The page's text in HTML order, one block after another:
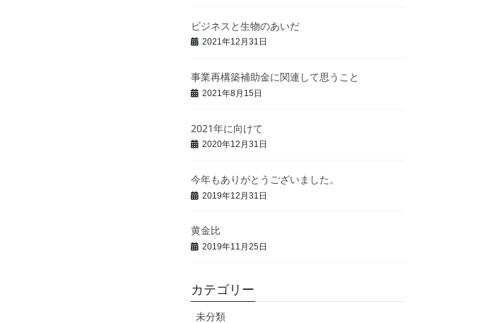
ビジネスと生物のあいだ
2021年12月31日
事業再構築補助金に関連して思うこと
2021年8月15日
2021年に向けて
2020年12月31日
今年もありがとうございました。
2019年12月31日
黄金比
2019年11月25日
カテゴリー
未分類